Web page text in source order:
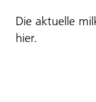
Die aktuelle
hier.